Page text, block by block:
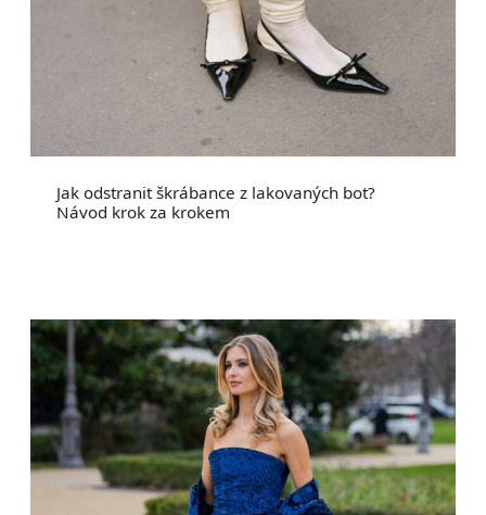
Jak odstranit škrábance z lakovaných bot?
Návod krok za krokem